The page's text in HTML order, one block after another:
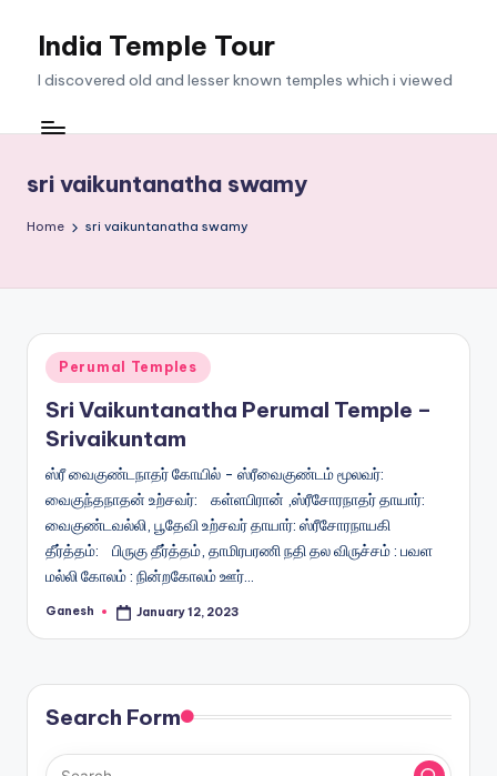
India Temple Tour
I discovered old and lesser known temples which i viewed
sri vaikuntanatha swamy
Home sri vaikuntanatha swamy
Posted
in
Perumal Temples
Sri Vaikuntanatha Perumal Temple –
Srivaikuntam
ஸ்ரீ வைகுண்டநாதர் கோயில் - ஸ்ரீவைகுண்டம் மூலவர்:
வைகுந்தநாதன் உற்சவர்: கள்ளபிரான் ,ஸ்ரீசோரநாதர் தாயார்:
வைகுண்டவல்லி, பூதேவி உற்சவர் தாயார்: ஸ்ரீசோரநாயகி
தீர்த்தம்: பிருகு தீர்த்தம், தாமிரபரணி நதி தல விருச்சம் : பவள
மல்லி கோலம் : நின்றகோலம் ஊர்…
Posted
Ganesh January 12, 2023
Search Form